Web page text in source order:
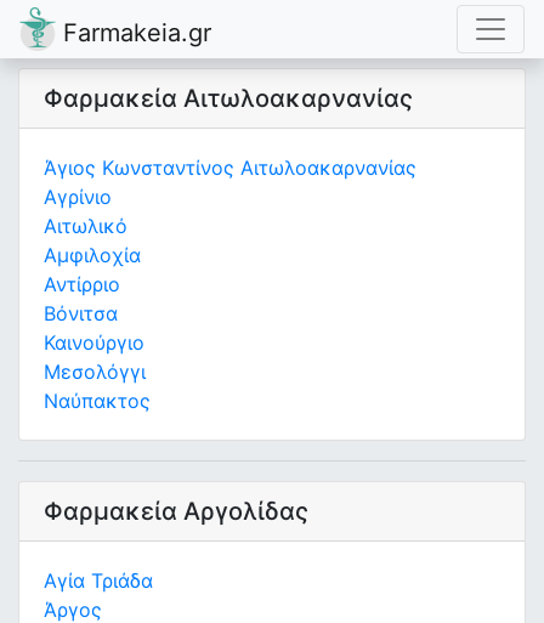
Farmakeia.gr
Φαρμακεία Αιτωλοακαρνανίας
Άγιος Κωνσταντίνος Αιτωλοακαρνανίας
Αγρίνιο
Αιτωλικό
Αμφιλοχία
Αντίρριο
Βόνιτσα
Καινούργιο
Μεσολόγγι
Ναύπακτος
Φαρμακεία Αργολίδας
Αγία Τριάδα
Άργος